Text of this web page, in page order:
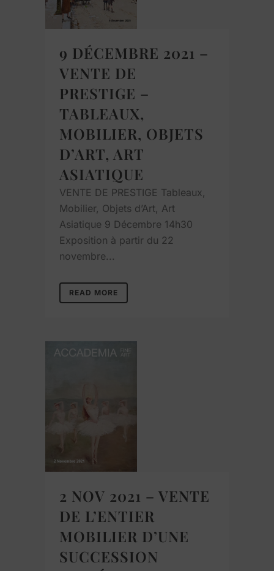
9 DÉCEMBRE 2021 –
VENTE DE
PRESTIGE –
TABLEAUX,
MOBILIER, OBJETS
D’ART, ART
ASIATIQUE
VENTE DE PRESTIGE Tableaux,
Mobilier, Objets d’Art, Art
Asiatique 9 Décembre 14h30
Exposition à partir du 22
novembre...
READ MORE
2 NOV 2021 – VENTE
DE L’ENTIER
MOBILIER D’UNE
SUCCESSION